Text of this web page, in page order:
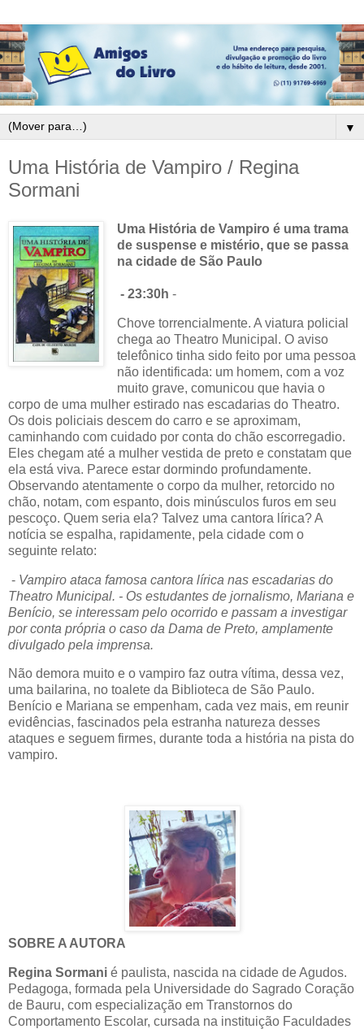
▼
Uma História de Vampiro / Regina
Sormani
Uma História de Vampiro é uma trama
de suspense e mistério, que se passa
na cidade de São Paulo
- 23:30h -
Chove torrencialmente. A viatura policial
chega ao Theatro Municipal. O aviso
telefônico tinha sido feito por uma pessoa
não identificada: um homem, com a voz
muito grave, comunicou que havia o
corpo de uma mulher estirado nas escadarias do Theatro.
Os dois policiais descem do carro e se aproximam,
caminhando com cuidado por conta do chão escorregadio.
Eles chegam até a mulher vestida de preto e constatam que
ela está viva. Parece estar dormindo profundamente.
Observando atentamente o corpo da mulher, retorcido no
chão, notam, com espanto, dois minúsculos furos em seu
pescoço. Quem seria ela? Talvez uma cantora lírica? A
notícia se espalha, rapidamente, pela cidade com o
seguinte relato:
- Vampiro ataca famosa cantora lírica nas escadarias do
Theatro Municipal. - Os estudantes de jornalismo, Mariana e
Benício, se interessam pelo ocorrido e passam a investigar
por conta própria o caso da Dama de Preto, amplamente
divulgado pela imprensa.
Não demora muito e o vampiro faz outra vítima, dessa vez,
uma bailarina, no toalete da Biblioteca de São Paulo.
Benício e Mariana se empenham, cada vez mais, em reunir
evidências, fascinados pela estranha natureza desses
ataques e seguem firmes, durante toda a história na pista do
vampiro.
SOBRE A AUTORA
Regina Sormani é paulista, nascida na cidade de Agudos.
Pedagoga, formada pela Universidade do Sagrado Coração
de Bauru, com especialização em Transtornos do
Comportamento Escolar, cursada na instituição Faculdades